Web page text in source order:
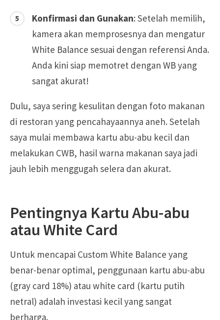
Konfirmasi dan Gunakan: Setelah memilih,
kamera akan memprosesnya dan mengatur
White Balance sesuai dengan referensi Anda.
Anda kini siap memotret dengan WB yang
sangat akurat!
Dulu, saya sering kesulitan dengan foto makanan
di restoran yang pencahayaannya aneh. Setelah
saya mulai membawa kartu abu-abu kecil dan
melakukan CWB, hasil warna makanan saya jadi
jauh lebih menggugah selera dan akurat.
Pentingnya Kartu Abu-abu
atau White Card
Untuk mencapai Custom White Balance yang
benar-benar optimal, penggunaan kartu abu-abu
(gray card 18%) atau white card (kartu putih
netral) adalah investasi kecil yang sangat
berharga.